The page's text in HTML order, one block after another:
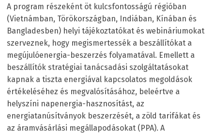
A program részeként öt kulcsfontosságú régióban
(Vietnámban, Törökországban, Indiában, Kínában és
Bangladesben) helyi tájékoztatókat és webináriumokat
szerveznek, hogy megismertessék a beszállítókat a
megújulóenergia-beszerzés folyamatával. Emellett a
beszállítók stratégiai tanácsadási szolgáltatásokat
kapnak a tiszta energiával kapcsolatos megoldások
értékeléséhez és megvalósításához, beleértve a
helyszíni napenergia-hasznosítást, az
energiatanúsítványok beszerzését, a zöld tarifákat és
az áramvásárlási megállapodásokat (PPA). A